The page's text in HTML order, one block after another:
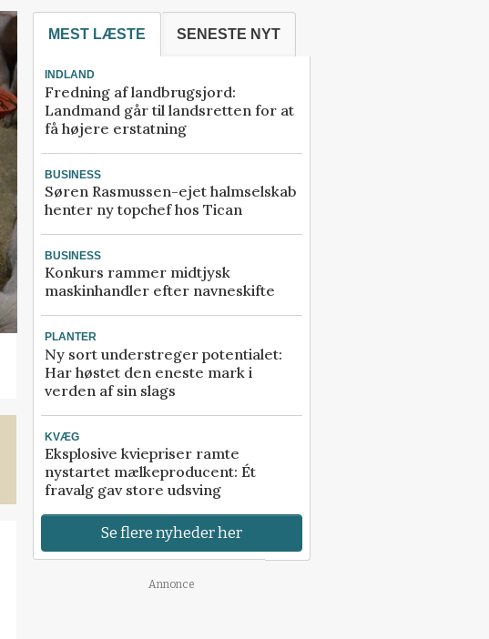
MEST LÆSTE SENESTE NYT
INDLAND
Fredning af landbrugsjord:
Landmand går til landsretten for at
få højere erstatning
BUSINESS
Søren Rasmussen-ejet halmselskab
henter ny topchef hos Tican
BUSINESS
Konkurs rammer midtjysk
maskinhandler efter navneskifte
PLANTER
Ny sort understreger potentialet:
Har høstet den eneste mark i
verden af sin slags
KVÆG
Eksplosive kviepriser ramte
nystartet mælkeproducent: Ét
fravalg gav store udsving
Se flere nyheder her
Annonce